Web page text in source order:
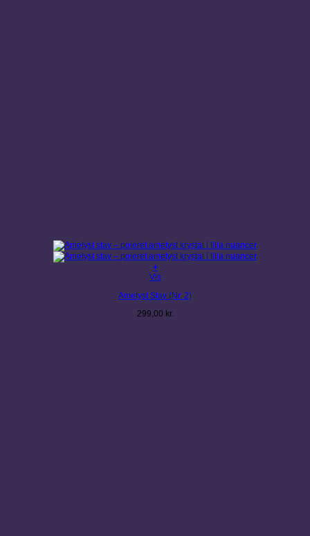
+
Vis
Ametyst Stav (Nr. 2)
299,00 kr.